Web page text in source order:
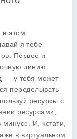
в этом
я тебе
Первое и
линию
— у тебя может
переделывать
ресурсы с
ресурсами,
И, кстати,
в виртуальном